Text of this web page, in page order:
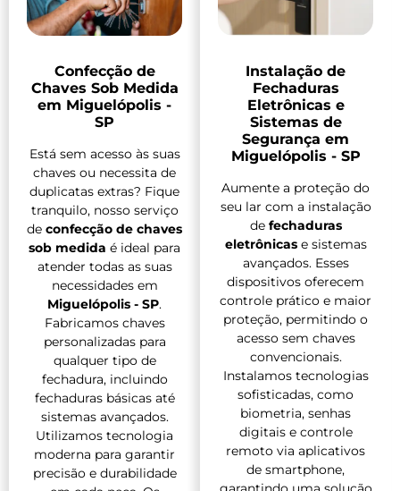
Confecção de
Chaves Sob Medida
em Miguelópolis -
SP
Está sem acesso às suas
chaves ou necessita de
duplicatas extras? Fique
tranquilo, nosso serviço
de confecção de chaves
sob medida é ideal para
atender todas as suas
necessidades em
Miguelópolis - SP.
Fabricamos chaves
personalizadas para
qualquer tipo de
fechadura, incluindo
fechaduras básicas até
sistemas avançados.
Utilizamos tecnologia
moderna para garantir
precisão e durabilidade
Instalação de
Fechaduras
Eletrônicas e
Sistemas de
Segurança em
Miguelópolis - SP
Aumente a proteção do
seu lar com a instalação
de fechaduras
eletrônicase sistemas
avançados. Esses
dispositivos oferecem
controle prático e maior
proteção, permitindo o
acesso sem chaves
convencionais.
Instalamos tecnologias
sofisticadas, como
biometria, senhas
digitais e controle
remoto via aplicativos
de smartphone,